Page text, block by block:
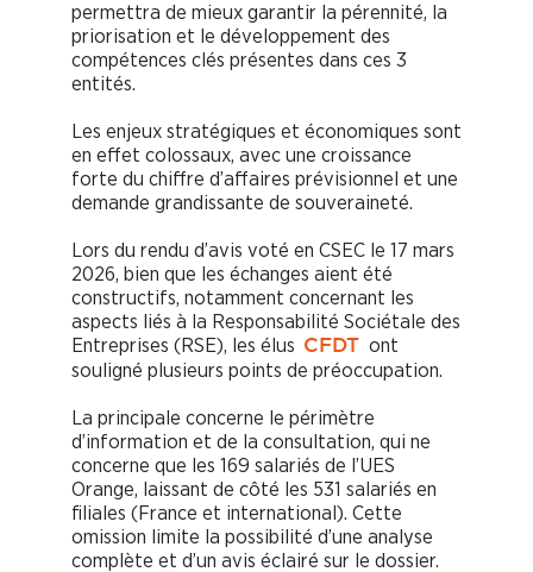
permettra de mieux garantir la pérennité, la
priorisation et le développement des
compétences clés présentes dans ces 3
entités.
Les enjeux stratégiques et économiques sont
en effet colossaux, avec une croissance
forte du chiffre d’affaires prévisionnel et une
demande grandissante de souveraineté.
Lors du rendu d’avis voté en CSEC le 17 mars
2026, bien que les échanges aient été
constructifs, notamment concernant les
aspects liés à la Responsabilité Sociétale des
Entreprises (RSE), les élus CFDT
ont
souligné plusieurs points de préoccupation.
La principale concerne le périmètre
d’information et de la consultation, qui ne
concerne que les 169 salariés de l’UES
Orange, laissant de côté les 531 salariés en
filiales (France et international). Cette
omission limite la possibilité d’une analyse
complète et d’un avis éclairé sur le dossier.